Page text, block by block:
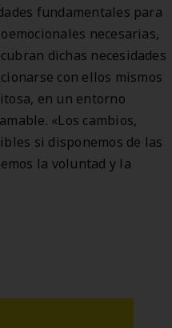
fundamentales para
necesarias,
dichas necesidades
con ellos mismos
en un entorno
«Los cambios,
si disponemos de las
la voluntad y la